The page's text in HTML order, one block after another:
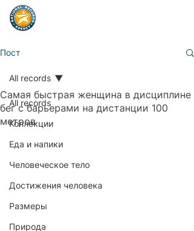
Пост
All records
Коллекции
Еда и напики
Человеческое тело
Достижения человека
Размеры
Природа
All records
Самая быстрая женщина в дисциплине
бег с барьерами на дистанции 100
метров